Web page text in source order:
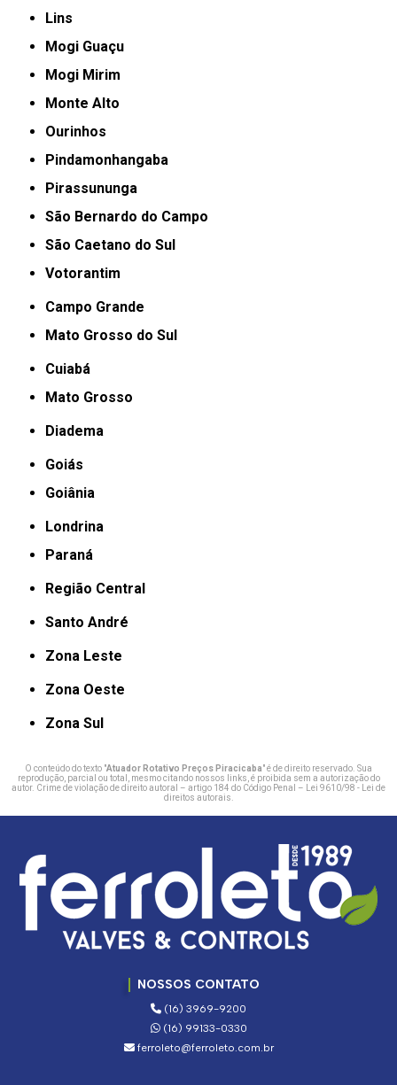
Lins
Mogi Guaçu
Mogi Mirim
Monte Alto
Ourinhos
Pindamonhangaba
Pirassununga
São Bernardo do Campo
São Caetano do Sul
Votorantim
Campo Grande
Mato Grosso do Sul
Cuiabá
Mato Grosso
Diadema
Goiás
Goiânia
Londrina
Paraná
Região Central
Santo André
Zona Leste
Zona Oeste
Zona Sul
O conteúdo do texto "Atuador Rotativo Preços Piracicaba" é de direito reservado. Sua
reprodução, parcial ou total, mesmo citando nossos links, é proibida sem a autorização do
autor. Crime de violação de direito autoral – artigo 184 do Código Penal – Lei 9610/98 - Lei de
direitos autorais.
NOSSOS CONTATO
(16) 3969-9200
(16) 99133-0330
ferroleto@ferroleto.com.br